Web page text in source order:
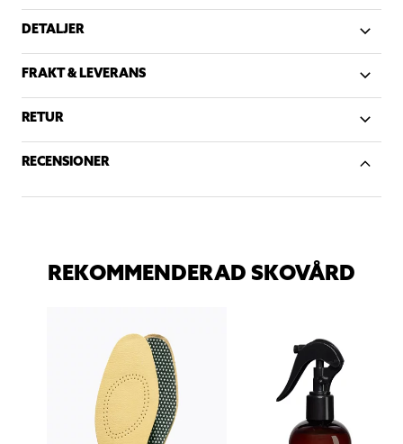
DETALJER
FRAKT & LEVERANS
RETUR
RECENSIONER
REKOMMENDERAD SKOVÅRD